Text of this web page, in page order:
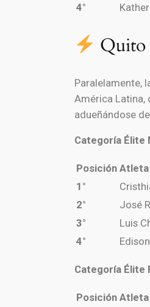
4°
Quito
Paralelamente,
América Latina,
adueñándose
Categoría Élite
Posición Atleta
1°
2°
José
3°
Luis
4°
Categoría Élite
Posición Atleta